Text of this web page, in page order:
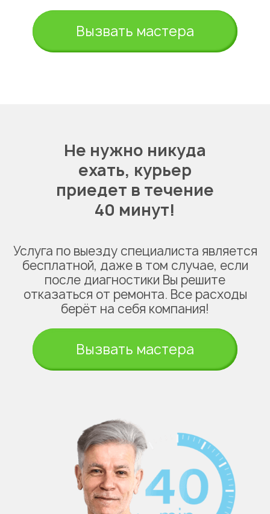
Вызвать мастера
Не нужно никуда
ехать, курьер
приедет в течение
40 минут!
Услуга по выезду специалиста является
бесплатной, даже в том случае, если
после диагностики Вы решите
отказаться от ремонта. Все расходы
берёт на себя компания!
Вызвать мастера